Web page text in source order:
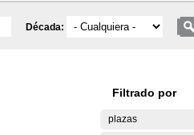
Década:
Filtrado por
plazas